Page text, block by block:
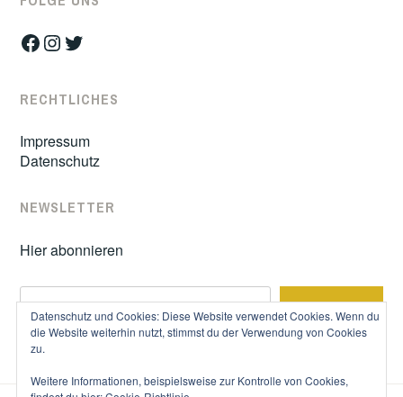
Facebook
Instagram
Twitter
RECHTLICHES
Impressum
Datenschutz
NEWSLETTER
Hier abonnieren
S
SUCHE
Datenschutz und Cookies: Diese Website verwendet Cookies. Wenn du
die Website weiterhin nutzt, stimmst du der Verwendung von Cookies
zu.
Weitere Informationen, beispielsweise zur Kontrolle von Cookies,